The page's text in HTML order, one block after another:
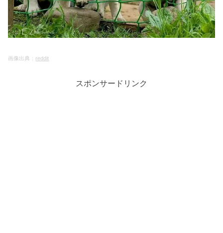
画像出典： reddit
スポンサードリンク